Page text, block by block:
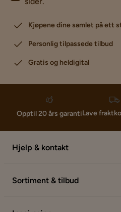
Kjøpene dine samlet på ett
Personlig tilpassede tilbud
Gratis og heldigital
Opptil 20 års garantiLave
Hjelp & kontakt
Sortiment & tilbud